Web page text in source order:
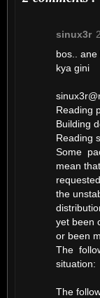
sinux3r
bos.. ane
kya gini
Reading
Building
Reading
Some
mean
the
yet been
or been
The
situation:
The